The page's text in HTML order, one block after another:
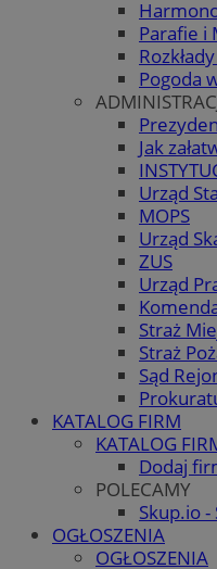
Parafie i
Pogoda
Jak
Urząd
MOPS
Urząd
ZUS
Urząd
Straż
Straż
Sąd
KATALOG FIRM
KATALOG
Dodaj
POLECAMY
Skup.io
OGŁOSZENIA
OGŁOSZENIA